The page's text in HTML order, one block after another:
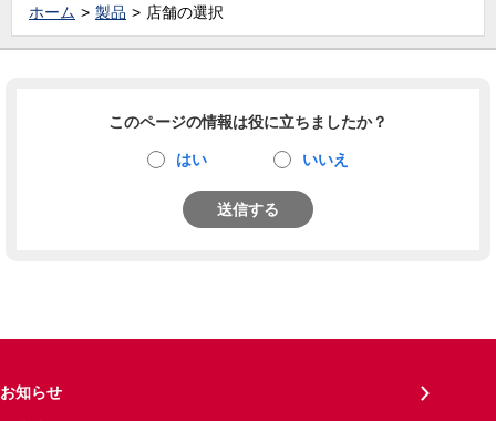
ホーム 製品 店舗の選択
このページの情報は役に立ちましたか？
はい いいえ
送信する
お知らせ